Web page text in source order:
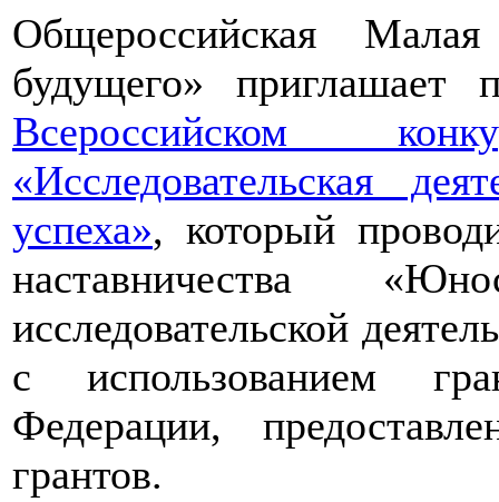
Общероссийская
будущего» приглашает
Всероссийском
«Исследовательская
успеха», который
наставничества
исследовательской
с использованием
Федерации,
грантов.